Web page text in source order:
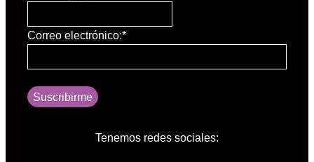
Correo electrónico:*
Suscribirme
Tenemos redes sociales: